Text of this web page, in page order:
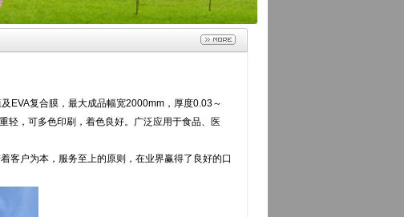
EVA复合膜，最大成品幅宽2000mm，厚度0.03～
轻，可多色印刷，着色良好。广泛应用于食品、医
户为本，服务至上的原则，在业界赢得了良好的口